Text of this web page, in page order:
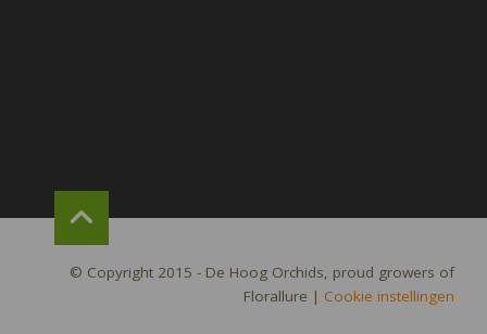
© Copyright 2015 - De Hoog Orchids, proud growers of
Florallure | Cookie instellingen